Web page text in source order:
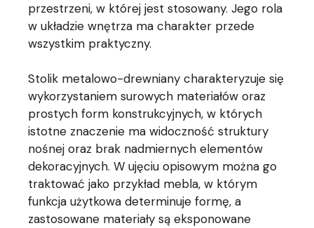
przestrzeni, w której jest stosowany. Jego rola
w układzie wnętrza ma charakter przede
wszystkim praktyczny.
Stolik metalowo-drewniany charakteryzuje się
wykorzystaniem surowych materiałów oraz
prostych form konstrukcyjnych, w których
istotne znaczenie ma widoczność struktury
nośnej oraz brak nadmiernych elementów
dekoracyjnych. W ujęciu opisowym można go
traktować jako przykład mebla, w którym
funkcja użytkowa determinuje formę, a
zastosowane materiały są eksponowane